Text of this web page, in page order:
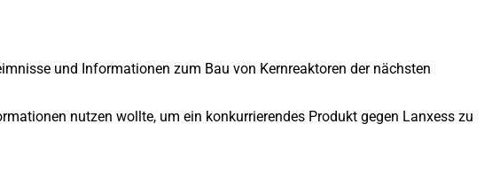
und Informationen zum Bau von Kernreaktoren der nächsten
nutzen wollte, um ein konkurrierendes Produkt gegen Lanxess zu